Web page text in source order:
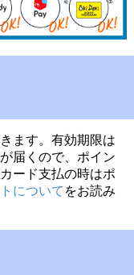
ます。有効期限は
届くので、ポイン
ード支払の時はポ
について をお読み